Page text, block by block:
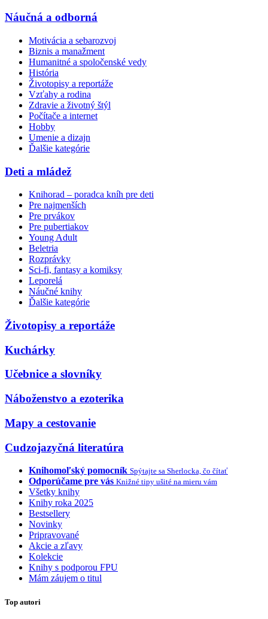
Náučná a odborná
Motivácia a sebarozvoj
Biznis a manažment
Humanitné a spoločenské vedy
História
Životopisy a reportáže
Vzťahy a rodina
Zdravie a životný štýl
Počítače a internet
Hobby
Umenie a dizajn
Ďalšie kategórie
Deti a mládež
Knihorad – poradca kníh pre deti
Pre najmenších
Pre prvákov
Pre pubertiakov
Young Adult
Beletria
Rozprávky
Sci-fi, fantasy a komiksy
Leporelá
Náučné knihy
Ďalšie kategórie
Životopisy a reportáže
Kuchárky
Učebnice a slovníky
Náboženstvo a ezoterika
Mapy a cestovanie
Cudzojazyčná literatúra
Knihomoľský pomocník Spýtajte sa Sherlocka, čo čítať
Odporúčame pre vás Knižné tipy ušité na mieru vám
Všetky knihy
Knihy roka 2025
Bestsellery
Novinky
Pripravované
Akcie a zľavy
Kolekcie
Knihy s podporou FPU
Mám záujem o titul
Top autori